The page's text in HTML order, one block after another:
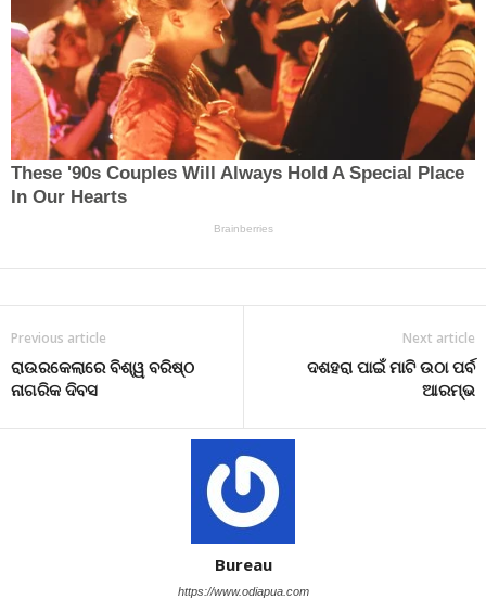
Previous article
ରାଉରକେଲାରେ ବିଶ୍ୱ ବରିଷ୍ଠ
ନାଗରିକ ଦିବସ
Next article
ଦଶହରା ପାଇଁ ମାଟି ଉଠା ପର୍ବ
ଆରମ୍ଭ
Bureau
https://www.odiapua.com